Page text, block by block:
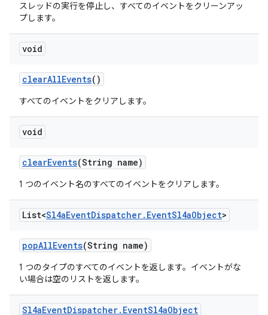
スレッドの実行を停止し、すべてのイベントをクリーンアッ
プします。
void
clearAllEvents()
すべてのイベントをクリアします。
void
clearEvents(String name)
1 つのイベント名のすべてのイベントをクリアします。
List<Sl4aEventDispatcher. EventSl4aObject>
popAllEvents(String name)
1 つのタイプのすべてのイベントを返します。イベントがな
い場合は空のリストを返します。
Sl4aEventDispatcher. EventSl4aObject